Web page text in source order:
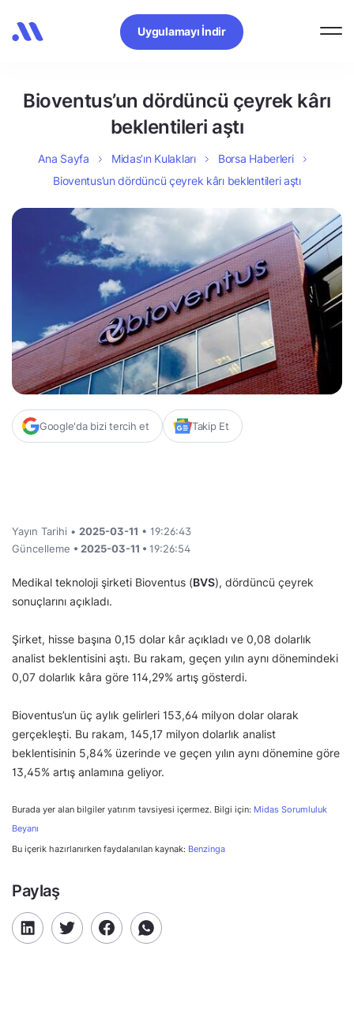
Uygulamayı İndir
Bioventus’un dördüncü çeyrek kârı
beklentileri aştı
Ana Sayfa Midas’ın Kulakları
Borsa Haberleri
Bioventus’un dördüncü çeyrek kârı beklentileri aştı
Google'da bizi tercih et Takip Et
Yayın Tarihi • 2025-03-11 • 19:26:43
Güncelleme • 2025-03-11 • 19:26:54
Medikal teknoloji şirketi Bioventus (BVS), dördüncü çeyrek
sonuçlarını açıkladı.
Şirket, hisse başına 0,15 dolar kâr açıkladı ve 0,08 dolarlık
analist beklentisini aştı. Bu rakam, geçen yılın aynı dönemindeki
0,07 dolarlık kâra göre 114,29% artış gösterdi.
Bioventus’un üç aylık gelirleri 153,64 milyon dolar olarak
gerçekleşti. Bu rakam, 145,17 milyon dolarlık analist
beklentisinin 5,84% üzerinde ve geçen yılın aynı dönemine göre
13,45% artış anlamına geliyor.
Burada yer alan bilgiler yatırım tavsiyesi içermez. Bilgi için: Midas Sorumluluk
Beyanı
Bu içerik hazırlanırken faydalanılan kaynak: Benzinga
Paylaş